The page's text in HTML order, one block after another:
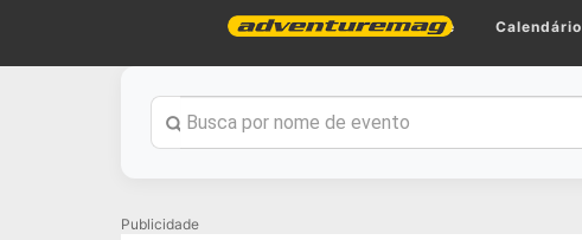
Home Calendário
Publicidade